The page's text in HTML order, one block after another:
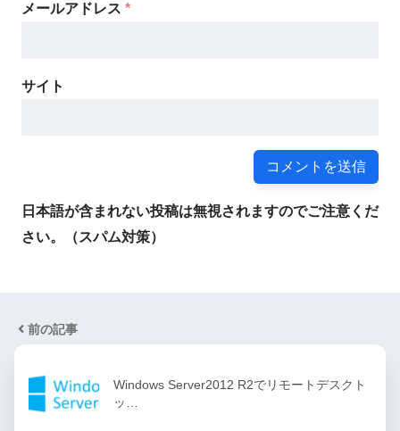
メールアドレス *
サイト
日本語が含まれない投稿は無視されますのでご注意くだ
さい。（スパム対策）
前の記事
Windows Server2012 R2でリモートデスクト
ッ…